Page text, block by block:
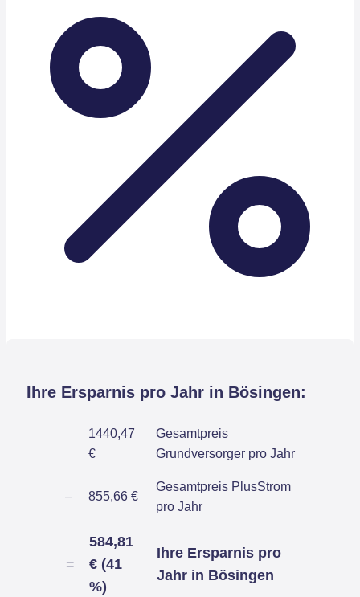
Ihre Ersparnis pro Jahr in Bösingen:
1440,47
€
Gesamtpreis
Grundversorger pro Jahr
– 855,66 €
Gesamtpreis PlusStrom
pro Jahr
=
584,81
€ (41
%)
Ihre Ersparnis pro
Jahr in Bösingen